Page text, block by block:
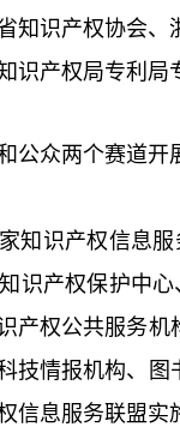
知识产权协会
识产权局专利局
公众两个赛道开
知识产权信息
识产权保护中
产权公共服务
技情报机构、
信息服务联盟实